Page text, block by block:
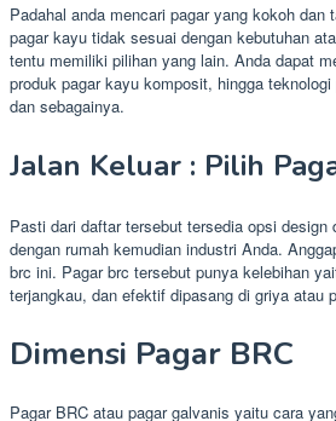
Padahal anda mencari pagar yang kokoh dan
pagar kayu tidak sesuai dengan kebutuhan
tentu memiliki pilihan yang lain. Anda dapat
produk pagar kayu komposit, hingga
dan sebagainya.
Jalan Keluar : Pilih
Pasti dari daftar tersebut tersedia opsi design
dengan rumah kemudian industri Anda.
brc ini. Pagar brc tersebut punya kelebihan
terjangkau, dan efektif dipasang di griya atau
Dimensi Pagar BRC
Pagar BRC atau pagar galvanis yaitu cara